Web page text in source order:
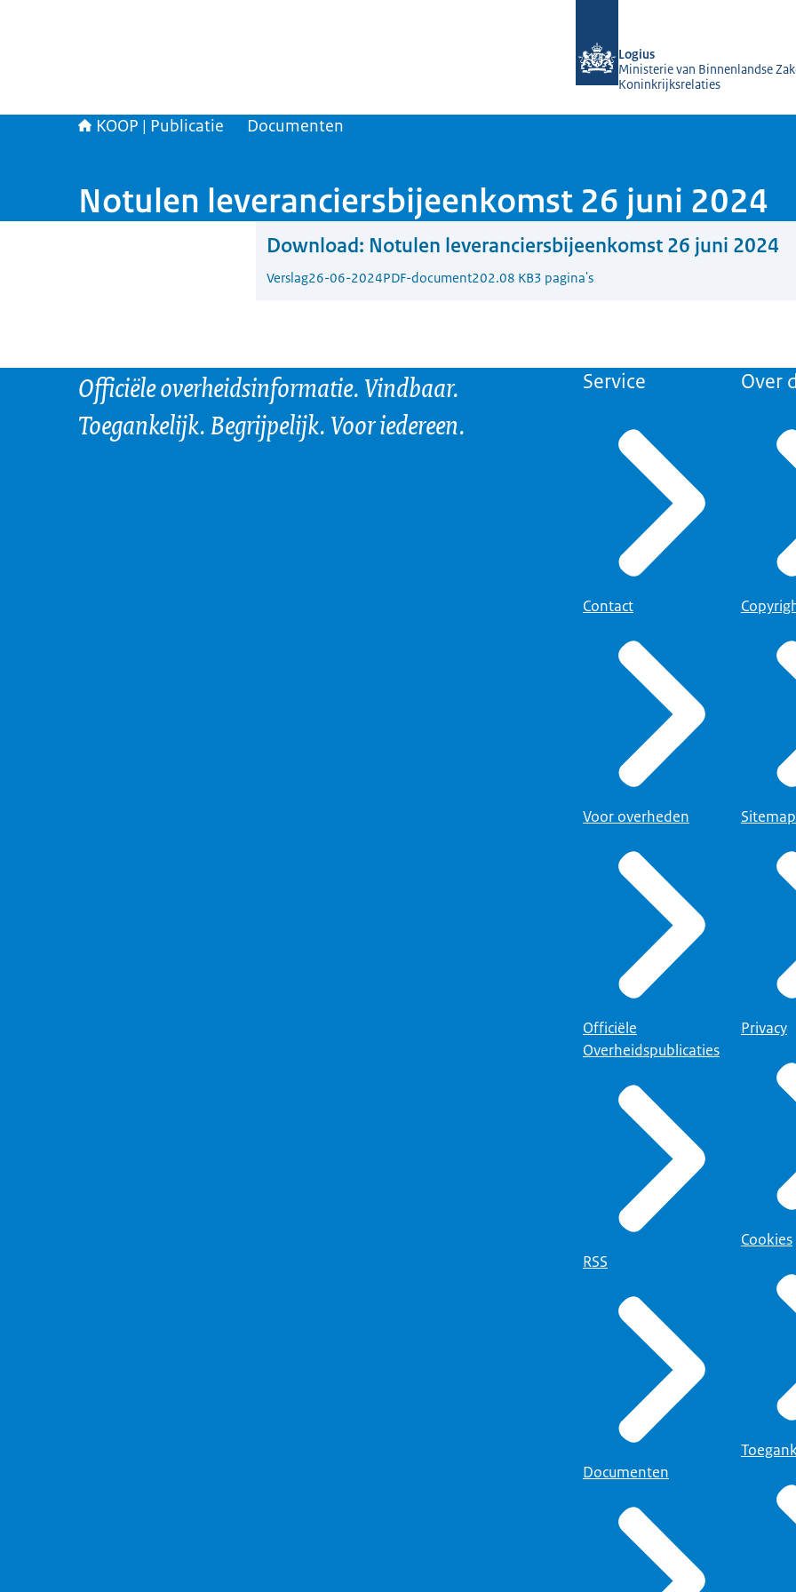
Logius
Ministerie van Binnenlandse
Koninkrijksrelaties
KOOP | Publicatie Documenten
Notulen leveranciersbijeenkomst 26 juni 2024
Download: Notulen leveranciersbijeenkomst 26 juni 2024
Verslag26-06-2024PDF-document202.08 KB3 pagina's
Officiële overheidsinformatie. Vindbaar.
Toegankelijk. Begrijpelijk. Voor iedereen.
Service
Contact
Voor overheden
Officiële
Overheidspublicaties
RSS
Documenten
Over
Sitemap
Privacy
Cookies